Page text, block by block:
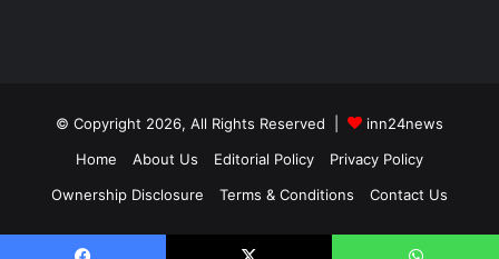
© Copyright 2026, All Rights Reserved |
inn24news
Home
About Us Editorial Policy
Privacy Policy
Ownership Disclosure
Terms & Conditions Contact Us